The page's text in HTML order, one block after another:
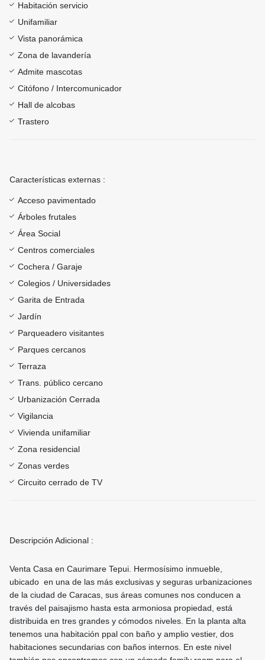
Habitación servicio
Unifamiliar
Vista panorámica
Zona de lavandería
Admite mascotas
Citófono / Intercomunicador
Hall de alcobas
Trastero
Características externas :
Acceso pavimentado
Árboles frutales
Área Social
Centros comerciales
Cochera / Garaje
Colegios / Universidades
Garita de Entrada
Jardín
Parqueadero visitantes
Parques cercanos
Terraza
Trans. público cercano
Urbanización Cerrada
Vigilancia
Vivienda unifamiliar
Zona residencial
Zonas verdes
Circuito cerrado de TV
Descripción Adicional :
Venta Casa en Caurimare Tepui. Hermosísimo inmueble,
ubicado en una de las más exclusivas y seguras urbanizaciones
de la ciudad de Caracas, sus áreas comunes nos conducen a
través del paisajismo hasta esta armoniosa propiedad, está
distribuida en tres grandes y cómodos niveles. En la planta alta
tenemos una habitación ppal con baño y amplio vestier, dos
habitaciones secundarias con baños internos. En este nivel